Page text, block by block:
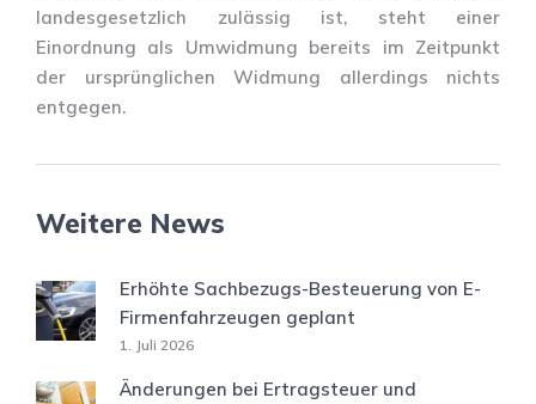
landesgesetzlich zulässig ist, steht einer
Einordnung als Umwidmung bereits im Zeitpunkt
der ursprünglichen Widmung allerdings nichts
entgegen.
Weitere News
Erhöhte Sachbezugs-Besteuerung von E-
Firmenfahrzeugen geplant
1. Juli 2026
Änderungen bei Ertragsteuer und